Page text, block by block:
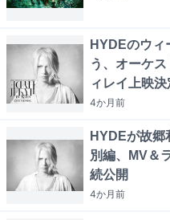
HYDEのウィ
う、オーケ
ィレイ上映決
4か月前
HYDEが故
別編、MV＆
続公開
4か月前